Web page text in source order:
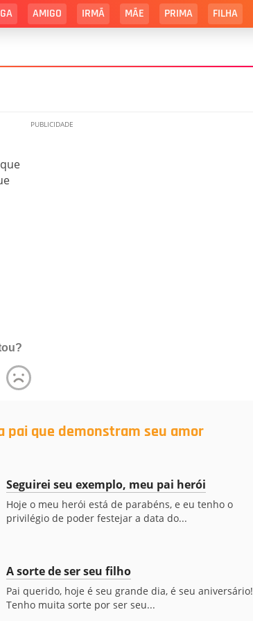
AMIGO IRMÃ MÃE PRIMA FILHA
pai que demonstram seu amor
Seguirei seu exemplo, meu pai herói
Hoje o meu herói está de parabéns, e eu tenho o
privilégio de poder festejar a data do...
A sorte de ser seu filho
Pai querido, hoje é seu grande dia, é seu aniversário!
Tenho muita sorte por ser seu...